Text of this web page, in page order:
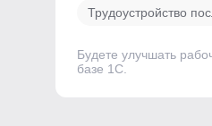
Трудоустройство
Будете улучшать
базе 1C.